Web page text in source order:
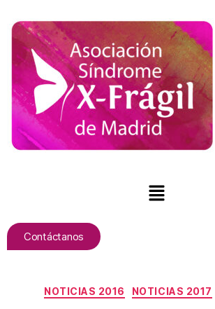
Contáctanos
NOTICIAS 2016 NOTICIAS 2017